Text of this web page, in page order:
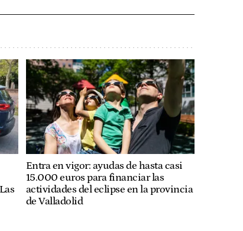
Entra en vigor: ayudas de hasta casi
15.000 euros para financiar las
actividades del eclipse en la provincia
de Valladolid